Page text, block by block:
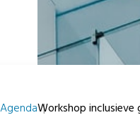
AgendaWorkshop